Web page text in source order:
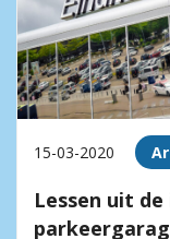
15-03-2020
Lessen uit